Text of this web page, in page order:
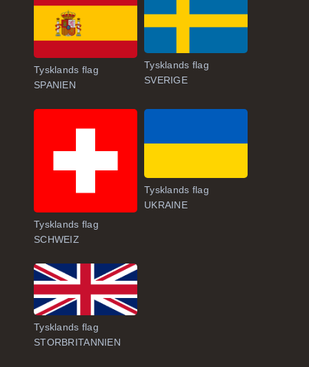
Tysklands flag
SPANIEN
Tysklands flag
SVERIGE
Tysklands flag
SCHWEIZ
Tysklands flag
UKRAINE
Tysklands flag
STORBRITANNIEN